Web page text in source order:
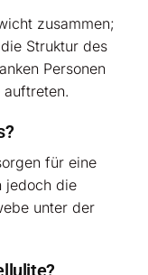
zusammen;
Struktur des
Personen
für eine
jedoch die
unter der